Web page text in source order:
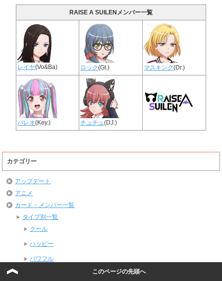
RAISE A SUILENメンバー一覧
レイヤ(Vo&Ba) ロック(Gt.) マスキング(Dr.)
パレオ(Key.) チュチュ(DJ.)
カテゴリー
アップデート
アニメ
カード・メンバー一覧
タイプ別一覧
クール
ハッピー
パワフル
このページの先頭へ